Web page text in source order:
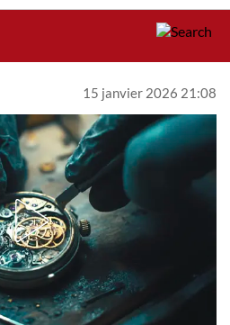
15 janvier 2026 21:08